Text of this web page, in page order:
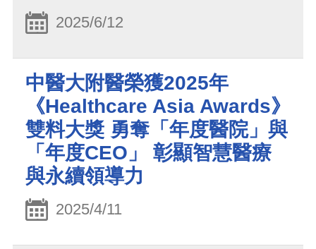
2025/6/12
中醫大附醫榮獲2025年
《Healthcare Asia Awards》
雙料大獎 勇奪「年度醫院」與
「年度CEO」 彰顯智慧醫療
與永續領導力
2025/4/11